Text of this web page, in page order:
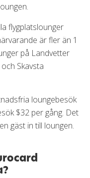
flygplatslounger
är fler än 1
på Landvetter
Skavsta
loungebesök
$32 per gång. Det
gäst in till loungen.